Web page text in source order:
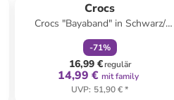
Crocs
Crocs "Bayaband" in Schwarz/
Hellblau
-71%
16,99 €regulär
14,99 € mit family
UVP: 51,90 €*